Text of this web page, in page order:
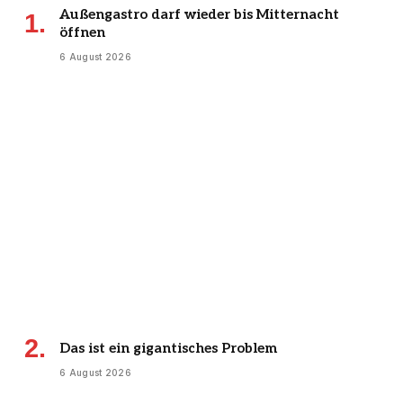
Außengastro darf wieder bis Mitternacht
öffnen
6 August 2026
Das ist ein gigantisches Problem
6 August 2026